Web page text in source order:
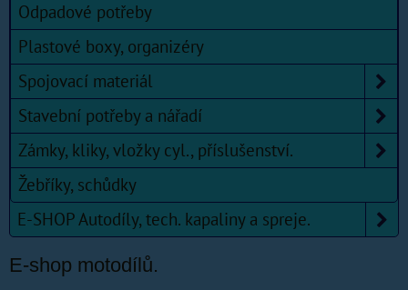
Odpadové potřeby
Plastové boxy, organizéry
Spojovací materiál
Stavební potřeby a nářadí
Zámky, kliky, vložky cyl., příslušenství.
Žebříky, schůdky
E-SHOP Autodíly, tech. kapaliny a spreje.
E-shop motodílů.